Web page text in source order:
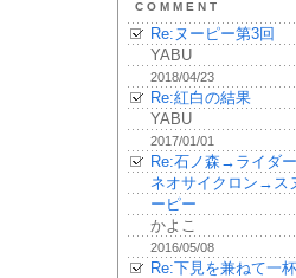
COMMENT
Re:ヌーピー第3回
YABU
2018/04/23
Re:紅白の結果
YABU
2017/01/01
Re:石ノ森→ライダ
ネオサイクロン→ス
ーピー
かよこ
2016/05/08
Re:下見を兼ねて一